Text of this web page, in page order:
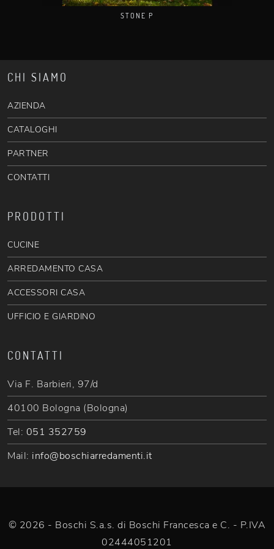
STONE P
CHI SIAMO
AZIENDA
CATALOGHI
PARTNER
CONTATTI
PRODOTTI
CUCINE
ARREDAMENTO CASA
ACCESSORI CASA
UFFICIO E GIARDINO
CONTATTI
Via F. Barbieri, 97/d
40100 Bologna (Bologna)
Tel: 051 352759
Mail: info@boschiarredamenti.it
© 2026 - Boschi S.a.s. di Boschi Francesca e C. - P.IVA
02444051201